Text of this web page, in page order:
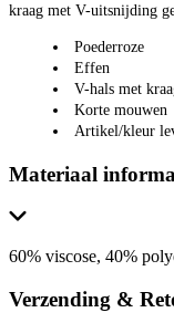
kraag met V-uitsnijding
Poederroze
Effen
V-hals met
Korte mouwen
Artikel/kleur
Materiaal
60% viscose, 40%
Verzending &